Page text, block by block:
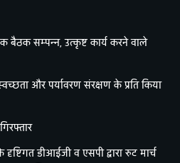
बैठक सम्पन्न, उत्कृष्ट कार्य करने वाले
और पर्यावरण संरक्षण के प्रति किया
डीआईजी व एसपी द्वारा रुट मार्च